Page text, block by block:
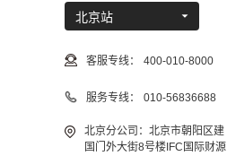
北京站
客服专线： 400-010-8000
服务专线： 010-56836688
北京分公司：北京市朝阳区建
国门外大街8号楼IFC国际财源